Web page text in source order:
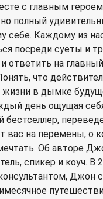
с главным
полный
себе. Каждому из
посреди суеты и
ответить на
что
жизни в дымке
день ощущая
бестселлер,
вас на перемены, о
Об авторе
спикер и коуч. В
Джон